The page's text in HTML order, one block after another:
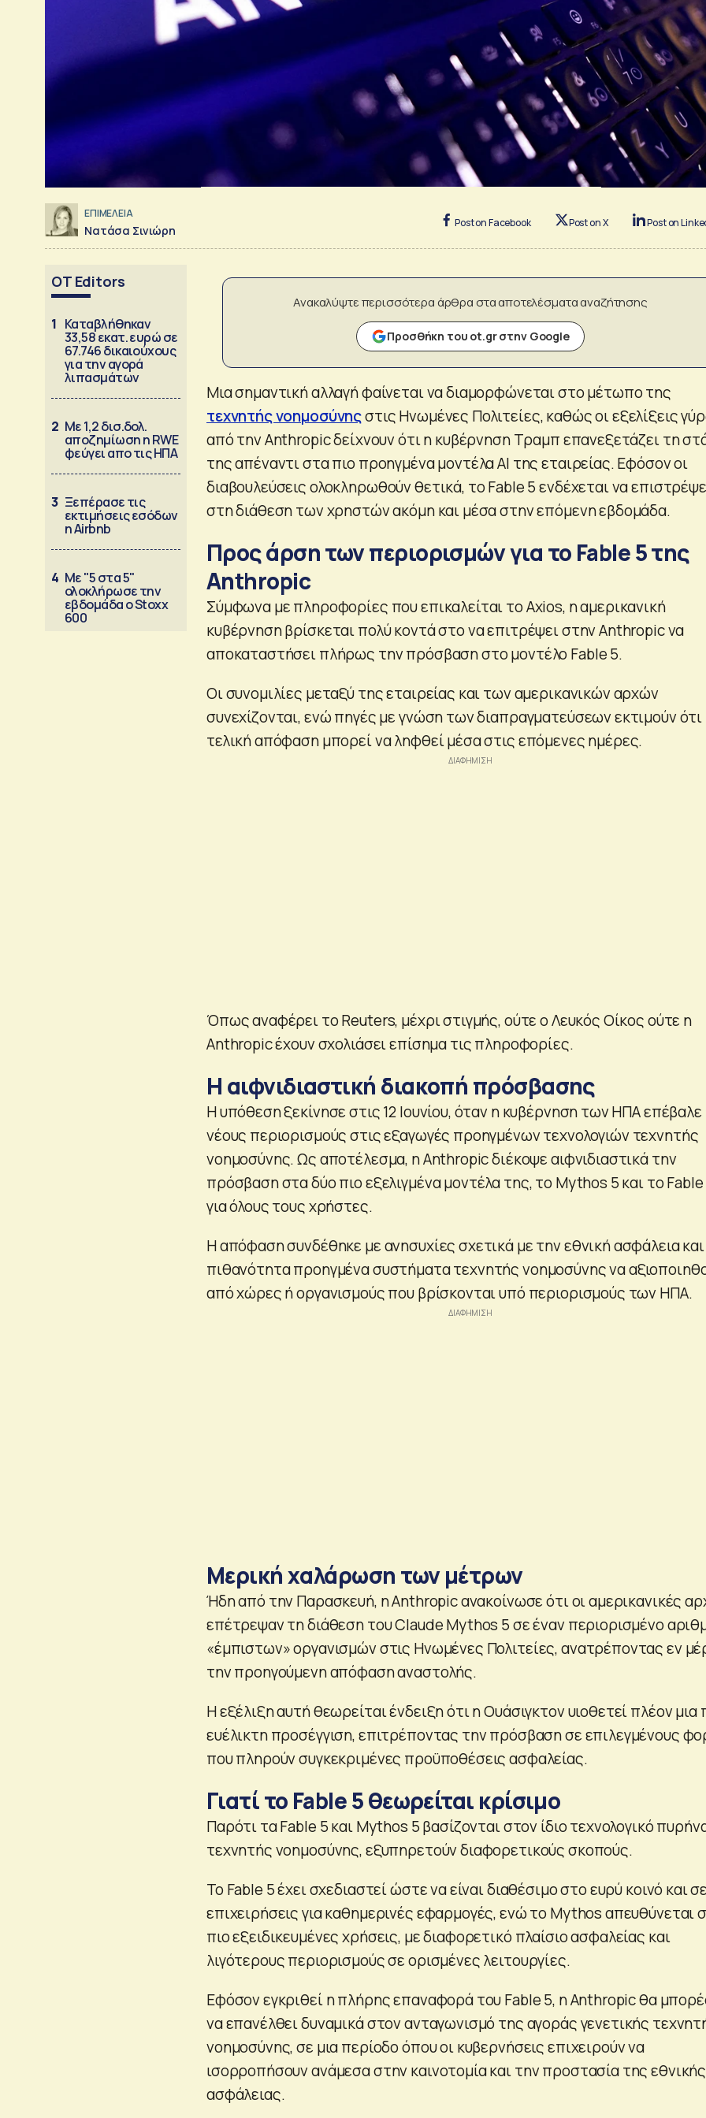
ΕΠΙΜΕΛΕΙΑ
Νατάσα Σινιώρη
Post on Facebook Post on X Post on
OT Editors
1 Καταβλήθηκαν
33,58 εκατ. ευρώ σε
67.746 δικαιούχους
για την αγορά
λιπασμάτων
2 Με 1,2 δισ.δολ.
αποζημίωση η RWE
φεύγει απο τις ΗΠΑ
3 Ξεπέρασε τις
εκτιμήσεις εσόδων
η Airbnb
4 Με "5 στα 5"
ολοκλήρωσε την
εβδομάδα ο Stoxx
600
Ανακαλύψτε περισσότερα άρθρα στα αποτελέσματα αναζήτησης
Προσθήκη του ot.gr στην Google
Μια σημαντική αλλαγή φαίνεται να διαμορφώνεται στο μέτωπο της
τεχνητής νοημοσύνηςστις Ηνωμένες Πολιτείες, καθώς οι εξελίξεις
από την Anthropic δείχνουν ότι η κυβέρνηση Τραμπ επανεξετάζει τη
της απέναντι στα πιο προηγμένα μοντέλα AI της εταιρείας. Εφόσον οι
διαβουλεύσεις ολοκληρωθούν θετικά, το Fable 5 ενδέχεται να
στη διάθεση των χρηστών ακόμη και μέσα στην επόμενη εβδομάδα.
Προς άρση των περιορισμών για το Fable 5 της
Anthropic
Σύμφωνα με πληροφορίες που επικαλείται το Axios, η αμερικανική
κυβέρνηση βρίσκεται πολύ κοντά στο να επιτρέψει στην Anthropic να
αποκαταστήσει πλήρως την πρόσβαση στο μοντέλο Fable 5.
Οι συνομιλίες μεταξύ της εταιρείας και των αμερικανικών αρχών
συνεχίζονται, ενώ πηγές με γνώση των διαπραγματεύσεων εκτιμούν ότι
τελική απόφαση μπορεί να ληφθεί μέσα στις επόμενες ημέρες.
Όπως αναφέρει το Reuters, μέχρι στιγμής, ούτε ο Λευκός Οίκος ούτε η
Anthropic έχουν σχολιάσει επίσημα τις πληροφορίες.
Η αιφνιδιαστική διακοπή πρόσβασης
Η υπόθεση ξεκίνησε στις 12 Ιουνίου, όταν η κυβέρνηση των ΗΠΑ επέβαλε
νέους περιορισμούς στις εξαγωγές προηγμένων τεχνολογιών τεχνητής
νοημοσύνης. Ως αποτέλεσμα, η Anthropic διέκοψε αιφνιδιαστικά την
πρόσβαση στα δύο πιο εξελιγμένα μοντέλα της, το Mythos 5 και το Fable
για όλους τους χρήστες.
Η απόφαση συνδέθηκε με ανησυχίες σχετικά με την εθνική ασφάλεια
πιθανότητα προηγμένα συστήματα τεχνητής νοημοσύνης να
από χώρες ή οργανισμούς που βρίσκονται υπό περιορισμούς των ΗΠΑ.
Μερική χαλάρωση των μέτρων
Ήδη από την Παρασκευή, η Anthropic ανακοίνωσε ότι οι αμερικανικές
επέτρεψαν τη διάθεση του Claude Mythos 5 σε έναν περιορισμένο
«έμπιστων» οργανισμών στις Ηνωμένες Πολιτείες, ανατρέποντας εν
την προηγούμενη απόφαση αναστολής.
Η εξέλιξη αυτή θεωρείται ένδειξη ότι η Ουάσιγκτον υιοθετεί πλέον μια
ευέλικτη προσέγγιση, επιτρέποντας την πρόσβαση σε επιλεγμένους
που πληρούν συγκεκριμένες προϋποθέσεις ασφαλείας.
Γιατί το Fable 5 θεωρείται κρίσιμο
Παρότι τα Fable 5 και Mythos 5 βασίζονται στον ίδιο τεχνολογικό
τεχνητής νοημοσύνης, εξυπηρετούν διαφορετικούς σκοπούς.
Το Fable 5 έχει σχεδιαστεί ώστε να είναι διαθέσιμο στο ευρύ κοινό και
επιχειρήσεις για καθημερινές εφαρμογές, ενώ το Mythos απευθύνεται
πιο εξειδικευμένες χρήσεις, με διαφορετικό πλαίσιο ασφαλείας και
λιγότερους περιορισμούς σε ορισμένες λειτουργίες.
Εφόσον εγκριθεί η πλήρης επαναφορά του Fable 5, η Anthropic θα
να επανέλθει δυναμικά στον ανταγωνισμό της αγοράς γενετικής
νοημοσύνης, σε μια περίοδο όπου οι κυβερνήσεις επιχειρούν να
ισορροπήσουν ανάμεσα στην καινοτομία και την προστασία της εθνικής
ασφάλειας.